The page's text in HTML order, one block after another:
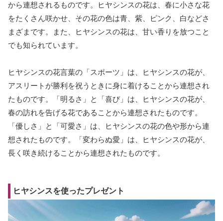
から連想されるものです。ヒヤシンスの花は、春に小さな花
をたくさん咲かせ、その花の色は青、紫、ピンク、白などさ
まざまです。また、ヒヤシンスの花は、甘い香りを放つこと
でも知られています。
ヒヤシンスの花言葉の「スポーツ」は、ヒヤシンスの花が、
アスリートが勝利を祝うときに身に着けることから連想され
たものです。「明るさ」と「喜び」は、ヒヤシンスの花が、
春の訪れを告げる花であることから連想されたものです。
「優しさ」と「可愛さ」は、ヒヤシンスの花の色や形から連
想されたものです。「変わらぬ愛」は、ヒヤシンスの花が、
長く咲き続けることから連想されたものです。
ヒヤシンスを使ったプレゼント